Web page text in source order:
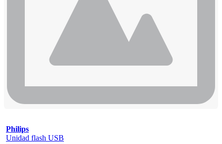
Philips
Unidad flash USB